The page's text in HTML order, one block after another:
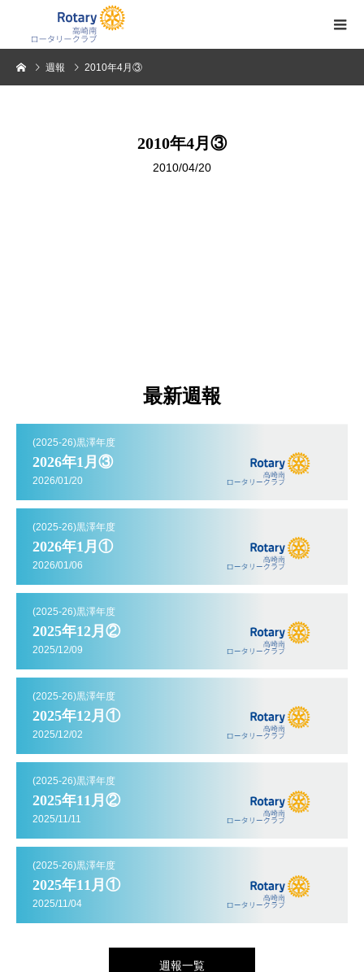
週報 2010年4月③
2010年4月③
2010/04/20
最新週報
(2025-26)黒澤年度
2026年1月③
2026/01/20
(2025-26)黒澤年度
2026年1月①
2026/01/06
(2025-26)黒澤年度
2025年12月②
2025/12/09
(2025-26)黒澤年度
2025年12月①
2025/12/02
(2025-26)黒澤年度
2025年11月②
2025/11/11
(2025-26)黒澤年度
2025年11月①
2025/11/04
週報一覧